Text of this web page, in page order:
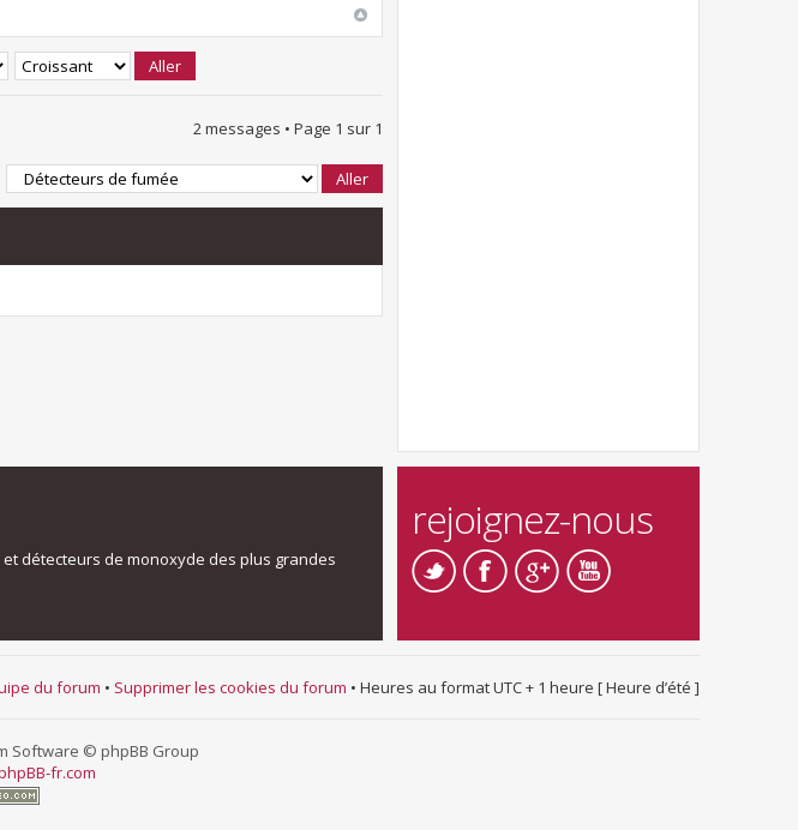
2 messages • Page 1 sur 1
détecteurs de monoxyde des plus grandes
rejoignez-nous
du forum • Supprimer les cookies du forum • Heures au format UTC + 1 heure [ Heure d’été ]
Software © phpBB Group
fr.com